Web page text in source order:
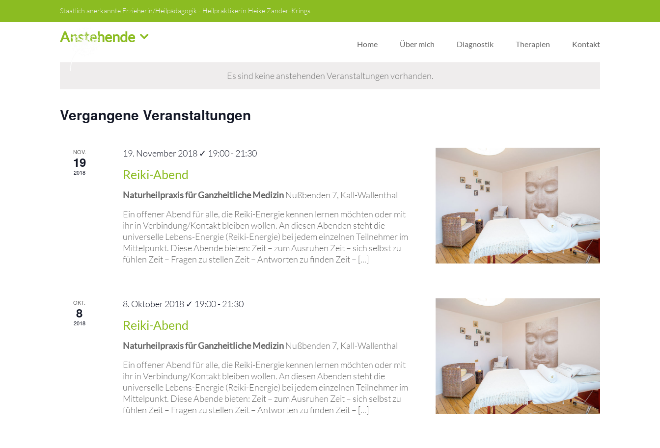
Staatlich anerkannte Erzieherin/Heilpädagogik - Heilpraktikerin Heike Zander-Krings
Home Über mich Diagnostik Therapien Kontakt
Es sind keine anstehenden Veranstaltungen vorhanden.
Anstehende
Vergangene Veranstaltungen
NOV.
19
2018
19. November 2018 ✓ 19:00- 21:30
Reiki-Abend
Naturheilpraxis für Ganzheitliche Medizin Nußbenden 7, Kall-Wallenthal
Ein offener Abend für alle, die Reiki-Energie kennen lernen möchten oder mit
ihr in Verbindung/Kontakt bleiben wollen. An diesen Abenden steht die
universelle Lebens-Energie (Reiki-Energie) bei jedem einzelnen Teilnehmer im
Mittelpunkt. Diese Abende bieten: Zeit – zum Ausruhen Zeit – sich selbst zu
fühlen Zeit – Fragen zu stellen Zeit – Antworten zu finden Zeit – [...]
OKT.
8
2018
8. Oktober 2018 ✓ 19:00- 21:30
Reiki-Abend
Naturheilpraxis für Ganzheitliche Medizin Nußbenden 7, Kall-Wallenthal
Ein offener Abend für alle, die Reiki-Energie kennen lernen möchten oder mit
ihr in Verbindung/Kontakt bleiben wollen. An diesen Abenden steht die
universelle Lebens-Energie (Reiki-Energie) bei jedem einzelnen Teilnehmer im
Mittelpunkt. Diese Abende bieten: Zeit – zum Ausruhen Zeit – sich selbst zu
fühlen Zeit – Fragen zu stellen Zeit – Antworten zu finden Zeit – [...]